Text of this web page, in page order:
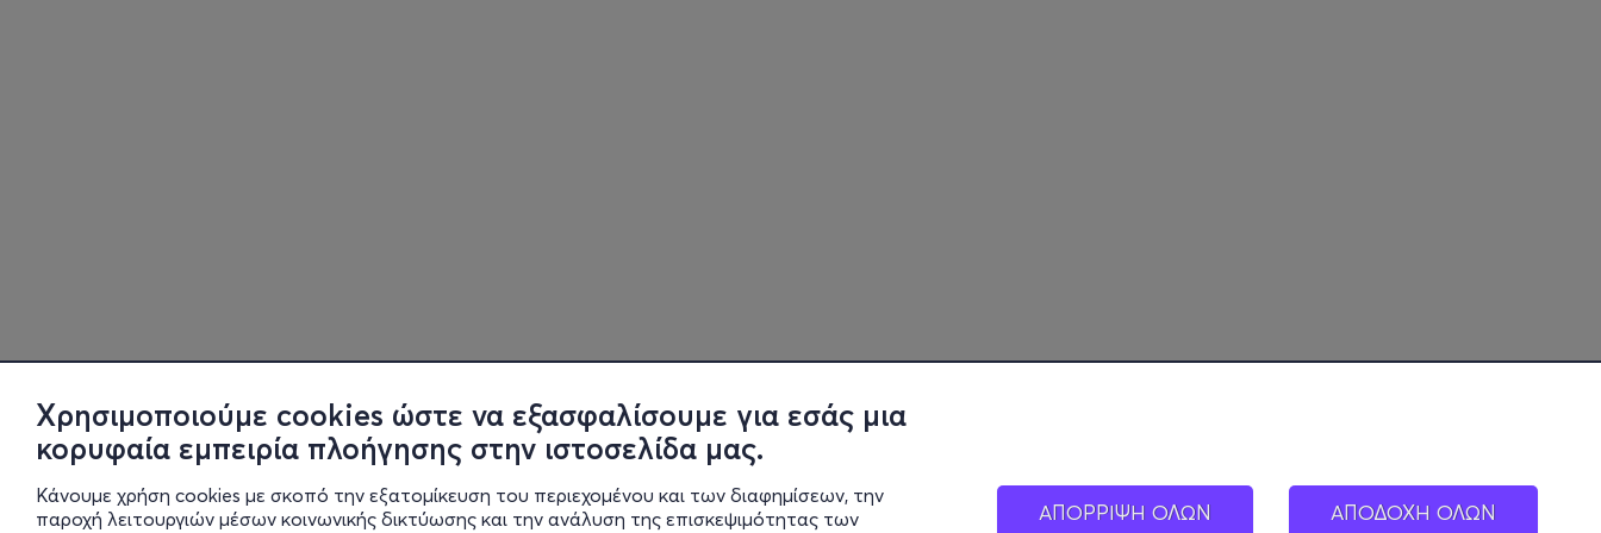
Χρησιμοποιούμε cookies ώστε να εξασφαλίσουμε για εσάς μια
κορυφαία εμπειρία πλοήγησης στην ιστοσελίδα μας.
Κάνουμε χρήση cookies με σκοπό την εξατομίκευση του περιεχομένου και των διαφημίσεων, την
παροχή λειτουργιών μέσων κοινωνικής δικτύωσης και την ανάλυση της επισκεψιμότητας των
ΑΠΟΡΡΙΨΗ ΟΛΩΝ ΑΠΟΔΟΧΗ ΟΛΩΝ